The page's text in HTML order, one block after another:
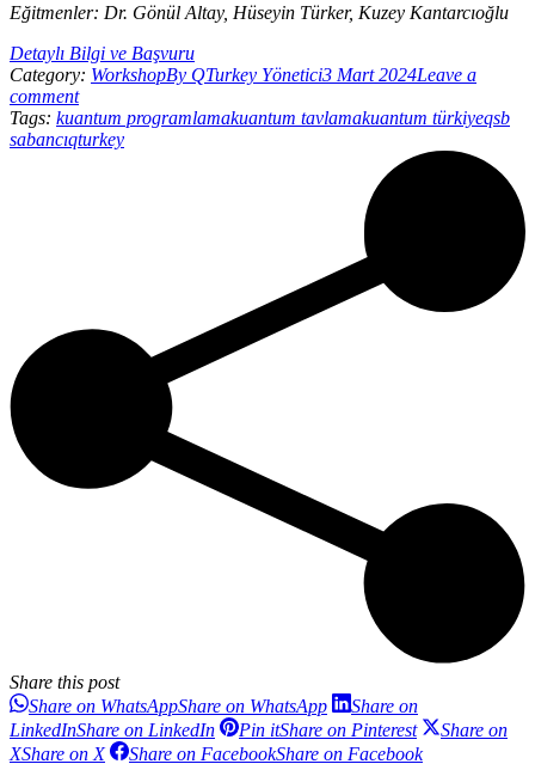
Eğitmenler: Dr. Gönül Altay, Hüseyin Türker, Kuzey Kantarcıoğlu
Detaylı Bilgi ve Başvuru
Category: WorkshopBy QTurkey Yönetici3 Mart 2024Leave a
comment
Tags: kuantum programlamakuantum tavlamakuantum türkiyeqsb
sabancıqturkey
Share this post
Share on WhatsAppShare on WhatsApp
Share on
LinkedInShare on LinkedIn Pin itShare on Pinterest
Share on
XShare on X Share on FacebookShare on Facebook